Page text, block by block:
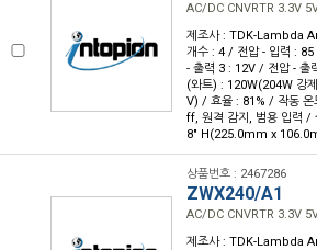
AC/DC CNVRTR 3.3V
제조사 : TDK-Lambda
개수 : 4 / 전압 - 입력 :
- 출력 3 : 12V / 전압 -
(와트) : 120W(204W 강
V) / 효율 : 81% / 작동 온
ff, 원격 감지, 범용 입력 /
8" H(225.0mm x
상품번호 : 2467286
ZWX240/A1
AC/DC CNVRTR 3.3V
제조사 : TDK-Lambda